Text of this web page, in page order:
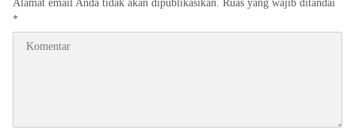
Alamat email Anda tidak akan dipublikasikan. Ruas yang wajib ditandai
*